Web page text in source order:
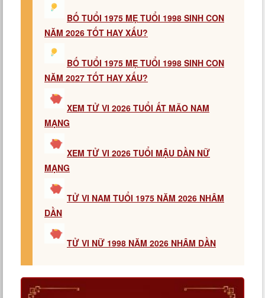
BỐ TUỔI 1975 MẸ TUỔI 1998 SINH CON
NĂM 2026 TỐT HAY XẤU?
BỐ TUỔI 1975 MẸ TUỔI 1998 SINH CON
NĂM 2027 TỐT HAY XẤU?
XEM TỬ VI 2026 TUỔI ẤT MÃO NAM
MẠNG
XEM TỬ VI 2026 TUỔI MẬU DẦN NỮ
MẠNG
TỬ VI NAM TUỔI 1975 NĂM 2026 NHÂM
DẦN
TỬ VI NỮ 1998 NĂM 2026 NHÂM DẦN